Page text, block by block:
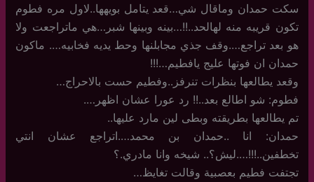
سكت حمدان وماقال شي…قعد يتامل بويهها..لاول مره فطوم
تكون قريبه منه لهالحد..!!…بينه وبينها شبر…هي ماتراجعت ولا
هو بعد تراجع….وقف جذي مجابلنها وحط يديه فخابيه…. ماكون
حمدان ان فوتها عليج يافطيم…!!!
وقعد يطالعها بنظرات تنرفز..وفطيم حست بالاحراج…
فطوم: شو اطالع بعد..!! رد عورا عشان اظهر….
تم يطالعها بطريقته وبطى لين مارد عليها..
حمدان: انا ..حمدان بن محمد….اتراجع عشان انتي
تخطفين..!!!….ليش؟.. شيخه وانا مادري.؟
تجتفت فطيم بعصبية وقالت تغايظ…